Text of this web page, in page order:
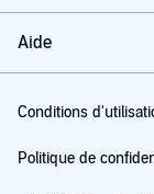
Aide
Conditions
Politique de